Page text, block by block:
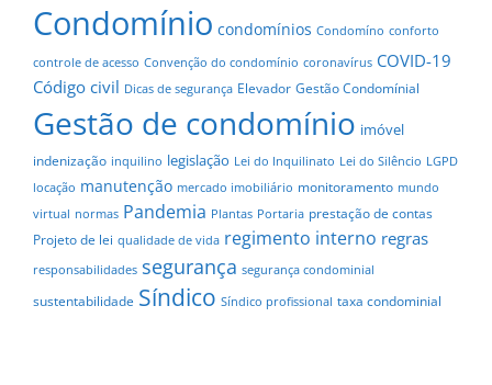
Condomínio condomínios Condomíno conforto
controle de acesso Convenção do condomínio coronavírus COVID-19
Código civil Dicas de segurança Elevador Gestão Condomínial
Gestão de condomínio imóvel
indenização inquilino legislação Lei do Inquilinato Lei do Silêncio LGPD
locação manutenção mercado imobiliário monitoramento mundo
virtual normas Pandemia Plantas Portaria prestação de contas
Projeto de lei qualidade de vida regimento interno regras
responsabilidades segurança segurança condominial
sustentabilidade Síndico Síndico profissional taxa condominial